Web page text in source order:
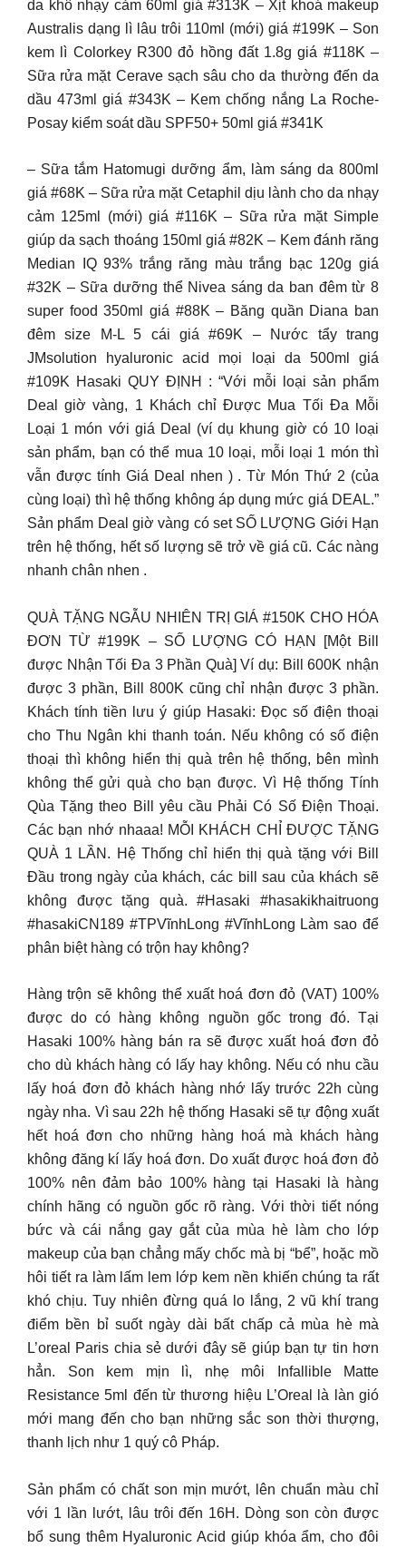
da khô nhạy cảm 60ml giá #313K – Xịt khoá makeup
Australis dạng lì lâu trôi 110ml (mới) giá #199K – Son
kem lì Colorkey R300 đỏ hồng đất 1.8g giá #118K –
Sữa rửa mặt Cerave sạch sâu cho da thường đến da
dầu 473ml giá #343K – Kem chống nắng La Roche-
Posay kiểm soát dầu SPF50+ 50ml giá #341K
– Sữa tắm Hatomugi dưỡng ẩm, làm sáng da 800ml
giá #68K – Sữa rửa mặt Cetaphil dịu lành cho da nhạy
cảm 125ml (mới) giá #116K – Sữa rửa mặt Simple
giúp da sạch thoáng 150ml giá #82K – Kem đánh răng
Median IQ 93% trắng răng màu trắng bạc 120g giá
#32K – Sữa dưỡng thể Nivea sáng da ban đêm từ 8
super food 350ml giá #88K – Băng quần Diana ban
đêm size M-L 5 cái giá #69K – Nước tẩy trang
JMsolution hyaluronic acid mọi loại da 500ml giá
#109K Hasaki QUY ĐỊNH : “Với mỗi loại sản phẩm
Deal giờ vàng, 1 Khách chỉ Được Mua Tối Đa Mỗi
Loại 1 món với giá Deal (ví dụ khung giờ có 10 loại
sản phẩm, bạn có thể mua 10 loại, mỗi loại 1 món thì
vẫn được tính Giá Deal nhen ) . Từ Món Thứ 2 (của
cùng loại) thì hệ thống không áp dụng mức giá DEAL.”
Sản phẩm Deal giờ vàng có set SỐ LƯỢNG Giới Hạn
trên hệ thống, hết số lượng sẽ trở về giá cũ. Các nàng
nhanh chân nhen .
QUÀ TẶNG NGẪU NHIÊN TRỊ GIÁ #150K CHO HÓA
ĐƠN TỪ #199K – SỐ LƯỢNG CÓ HẠN [Một Bill
được Nhận Tối Đa 3 Phần Quà] Ví dụ: Bill 600K nhận
được 3 phần, Bill 800K cũng chỉ nhận được 3 phần.
Khách tính tiền lưu ý giúp Hasaki: Đọc số điện thoại
cho Thu Ngân khi thanh toán. Nếu không có số điện
thoại thì không hiển thị quà trên hệ thống, bên mình
không thể gửi quà cho bạn được. Vì Hệ thống Tính
Qùa Tặng theo Bill yêu cầu Phải Có Số Điện Thoại.
Các bạn nhớ nhaaa! MỖI KHÁCH CHỈ ĐƯỢC TẶNG
QUÀ 1 LẦN. Hệ Thống chỉ hiển thị quà tặng với Bill
Đầu trong ngày của khách, các bill sau của khách sẽ
không được tặng quà. #Hasaki #hasakikhaitruong
#hasakiCN189 #TPVĩnhLong #VĩnhLong Làm sao để
phân biệt hàng có trộn hay không?
Hàng trộn sẽ không thể xuất hoá đơn đỏ (VAT) 100%
được do có hàng không nguồn gốc trong đó. Tại
Hasaki 100% hàng bán ra sẽ được xuất hoá đơn đỏ
cho dù khách hàng có lấy hay không. Nếu có nhu cầu
lấy hoá đơn đỏ khách hàng nhớ lấy trước 22h cùng
ngày nha. Vì sau 22h hệ thống Hasaki sẽ tự động xuất
hết hoá đơn cho những hàng hoá mà khách hàng
không đăng kí lấy hoá đơn. Do xuất được hoá đơn đỏ
100% nên đảm bảo 100% hàng tại Hasaki là hàng
chính hãng có nguồn gốc rõ ràng. Với thời tiết nóng
bức và cái nắng gay gắt của mùa hè làm cho lớp
makeup của bạn chẳng mấy chốc mà bị “bể”, hoặc mồ
hôi tiết ra làm lấm lem lớp kem nền khiến chúng ta rất
khó chịu. Tuy nhiên đừng quá lo lắng, 2 vũ khí trang
điểm bền bỉ suốt ngày dài bất chấp cả mùa hè mà
L’oreal Paris chia sẻ dưới đây sẽ giúp bạn tự tin hơn
hẳn. Son kem mịn lì, nhẹ môi Infallible Matte
Resistance 5ml đến từ thương hiệu L’Oreal là làn gió
mới mang đến cho bạn những sắc son thời thượng,
thanh lịch như 1 quý cô Pháp.
Sản phẩm có chất son mịn mướt, lên chuẩn màu chỉ
với 1 lần lướt, lâu trôi đến 16H. Dòng son còn được
bổ sung thêm Hyaluronic Acid giúp khóa ẩm, cho đôi